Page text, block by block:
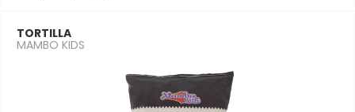
TORTILLA
MAMBO KIDS